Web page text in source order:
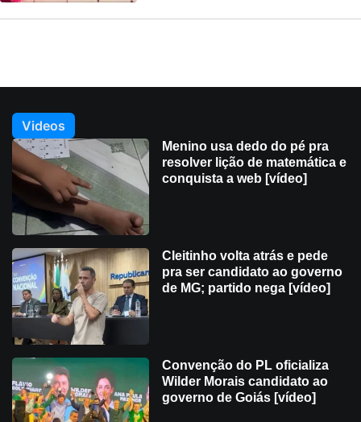
Videos
Menino usa dedo do pé pra
resolver lição de matemática e
conquista a web [vídeo]
Cleitinho volta atrás e pede
pra ser candidato ao governo
de MG; partido nega [vídeo]
Convenção do PL oficializa
Wilder Morais candidato ao
governo de Goiás [vídeo]